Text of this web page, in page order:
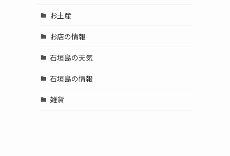
お土産
お店の情報
石垣島の天気
石垣島の情報
雑貨